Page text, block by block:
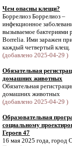
Чем опасны клещи?
Боррелиоз Боррелиоз –
инфекционное
вызываемое бактериями
Borrelia. Ими заражен
каждый четвертый клещ.
(добавлено 2025-04-29 )
Обязательная
домашних животных
Обязательная
домашних животных
(добавлено 2025-04-29 )
Образовательная
социальному
Героев 47
16 мая 2025 года, город